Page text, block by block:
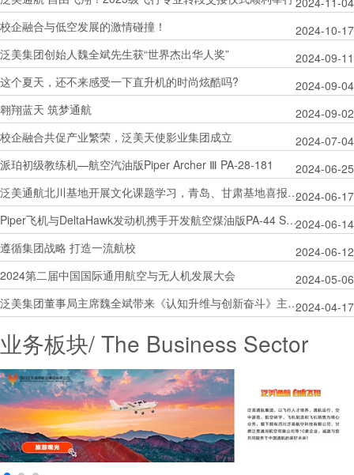
校企融合与低空发展的激情碰撞！
2024-10-17
泛美集团创始人魏全斌先生获“世界杰出华人奖”
2024-09-11
这个夏天，还不来感受一下直升机的时尚炫酷吗?
2024-09-04
翱翔蓝天 筑梦通航
2024-09-02
校企融合共促产业繁荣，泛美天使影业集团成立
2024-07-04
派珀初级教练机—航空汽油版Piper Archer Ⅲ PA-28-181
2024-06-25
泛美通航北川基地开展文化课题学习，青岛、甘肃基地喜报连连2024-06-17
Piper飞机与DeltaHawk发动机携手开发航空煤油版PA-44 Seminole2024-06-14
遵循集团战略 打造一流航校
2024-06-12
2024第二届中国国际通用航空与无人机发展大会
2024-05-06
泛美集团董事局主席魏全斌带来《认知升维与创新奋斗》主题演讲2024-04-17
业务板块/ The Business Sector